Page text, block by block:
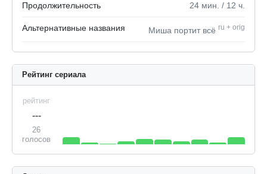
Продолжительность 24 мин. / 12 ч.
Альтернативные названия Миша портит всё ru + orig
Рейтинг сериала
рейтинг
---
26
голосов